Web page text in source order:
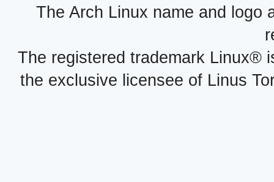
The Arch Linux name and logo
The registered trademark Linux®
the exclusive licensee of Linus